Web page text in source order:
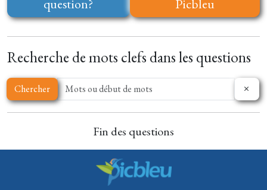
question?
Picbleu
Recherche de mots clefs dans les questions
Chercher
Fin des questions